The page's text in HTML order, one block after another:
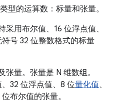
型的运算数：标量和张量。
用布尔值、16 位浮点值、
号 32 位整数格式的标量
张量。张量是 N 维数组。
32 位浮点值、8 位量化值、
布尔值的张量。